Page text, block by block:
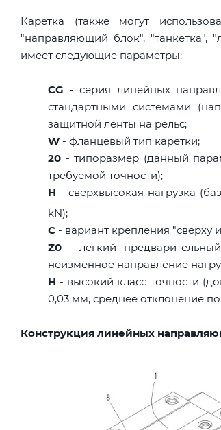
Каретка (также могут
"направляющий блок",
имеет следующие параметры:
CG - серия линейных
стандартными системами
защитной ленты на рельс;
W - фланцевый тип каретки;
20 - типоразмер (данный
требуемой точности);
H - сверхвысокая нагрузка
kN);
C - вариант крепления "сверху
Z0 - легкий
неизменное направление
H - высокий класс точности
0,03 мм, среднее отклонение
Конструкция линейных